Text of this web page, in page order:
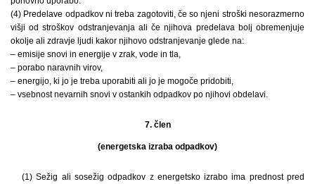
(4) Predelave odpadkov ni treba zagotoviti, če so njeni stroški nesorazmerno
višji od stroškov odstranjevanja ali če njihova predelava bolj obremenjuje
okolje ali zdravje ljudi kakor njihovo odstranjevanje glede na:
– emisije snovi in energije v zrak, vode in tla,
– porabo naravnih virov,
– energijo, ki jo je treba uporabiti ali jo je mogoče pridobiti,
– vsebnost nevarnih snovi v ostankih odpadkov po njihovi obdelavi.
7. člen
(energetska izraba odpadkov)
(1) Sežig ali sosežig odpadkov z energetsko izrabo ima prednost pred